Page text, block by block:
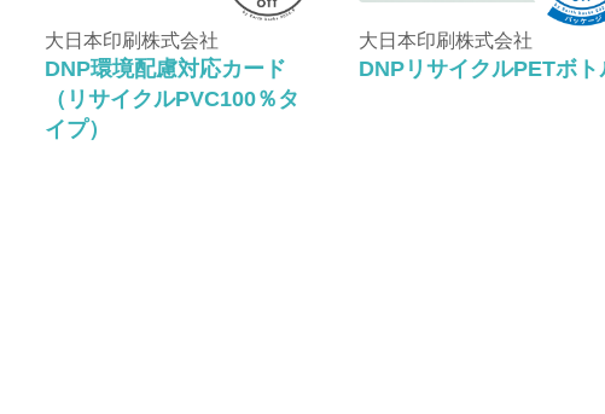
大日本印刷株式会社
DNP環境配慮対応カード
（リサイクルPVC100％タ
イプ）
大日本印刷株式会社
DNPリサイクルPETボト